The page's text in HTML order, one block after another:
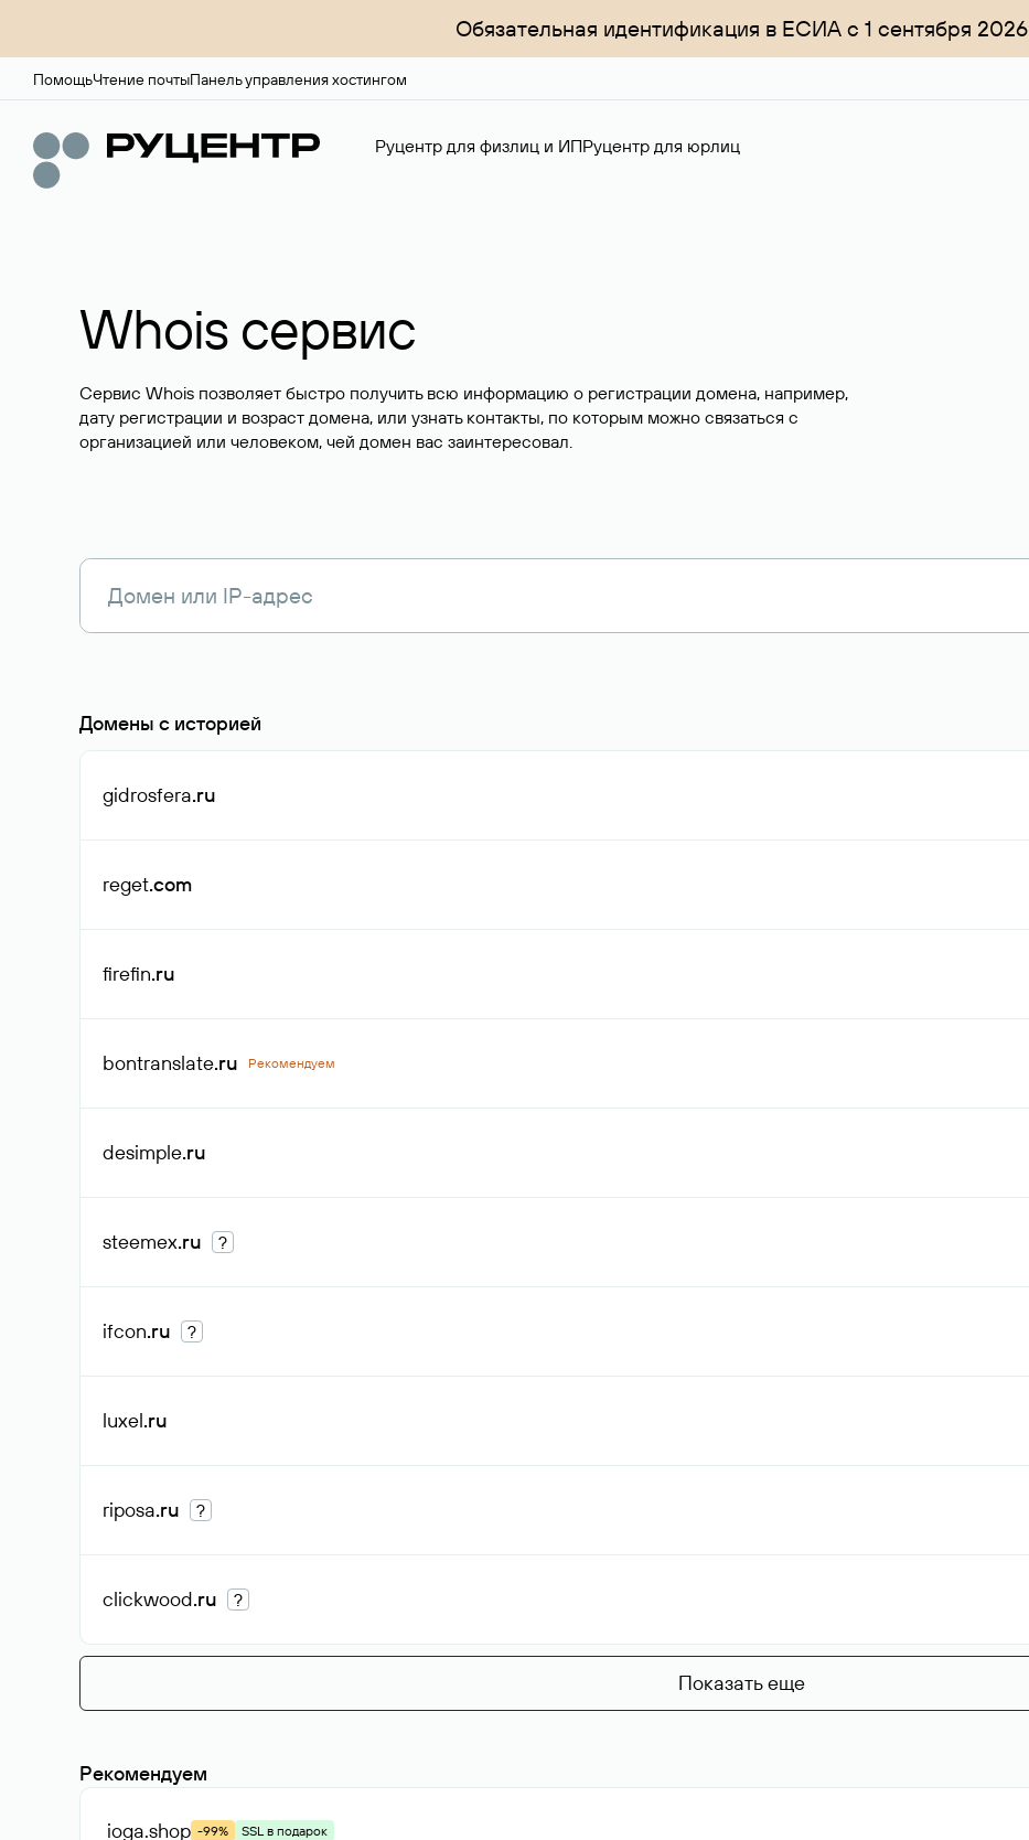
Обязательная идентификация в ЕСИА с 1 сентября 2026
ПомощьЧтение почтыПанель управления хостингом
Руцентр для физлиц и ИПРуцентр для юрлиц
Whois сервис
Сервис Whois позволяет быстро получить всю информацию о регистрации домена, например,
дату регистрации и возраст домена, или узнать контакты, по которым можно связаться с
организацией или человеком, чей домен вас заинтересовал.
Домены с историей
gidrosfera.ru
reget.com
firefin.ru
bontranslate.ru Рекомендуем
desimple.ru
steemex.ru ?
ifcon.ru ?
luxel.ru
riposa.ru ?
clickwood.ru ?
Показать еще
Рекомендуем
ioga.shop -99% SSL в подарок